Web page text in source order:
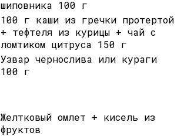
шиповника 100 г
100 г каши из гречки протертой
+ тефтеля из курицы + чай с
ломтиком цитруса 150 г
Узвар чернослива или кураги
100 г
Желтковый омлет + кисель из
фруктов